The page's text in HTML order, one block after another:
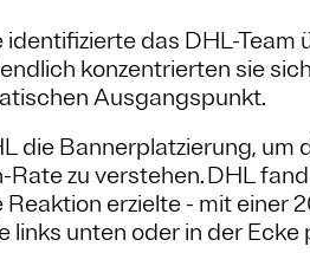
das DHL-Team
konzentrierten sie
Ausgangspunkt.
die Bannerplatzierung, um
zu verstehen. DHL
erzielte - mit einer
links unten oder in der